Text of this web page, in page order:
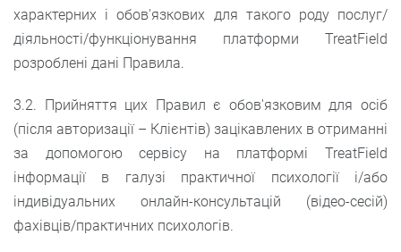
характерних і обов'язкових для такого роду послуг/
діяльності/функціонування платформи TreatField
розроблені дані Правила.
3.2. Прийняття цих Правил є обов'язковим для осіб
(після авторизації – Клієнтів) зацікавлених в отриманні
за допомогою сервісу на платформі TreatField
інформації в галузі практичної психології і/або
індивідуальних онлайн-консультацій (відео-сесій)
фахівців/практичних психологів.